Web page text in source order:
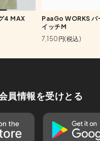
4 MAX
PaaGo WORKS パ
イッチM
7,150円(税込)
員情報を受けとる